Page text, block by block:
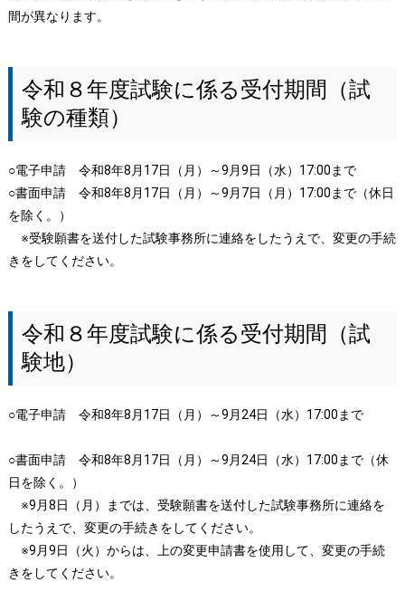
間が異なります。
令和８年度試験に係る受付期間（試
験の種類）
○電子申請 令和8年8月17日（月）～9月9日（水）17:00まで
○書面申請 令和8年8月17日（月）～9月7日（月）17:00まで（休日
を除く。）
※受験願書を送付した試験事務所に連絡をしたうえで、変更の手続
きをしてください。
令和８年度試験に係る受付期間（試
験地）
○電子申請 令和8年8月17日（月）～9月24日（水）17:00まで
○書面申請 令和8年8月17日（月）～9月24日（水）17:00まで（休
日を除く。）
※9月8日（月）までは、受験願書を送付した試験事務所に連絡を
したうえで、変更の手続きをしてください。
※9月9日（火）からは、上の変更申請書を使用して、変更の手続
きをしてください。